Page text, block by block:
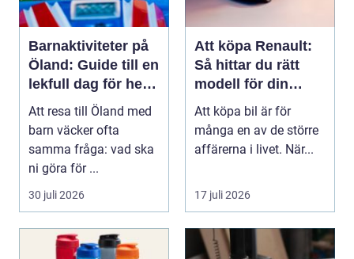
Barnaktiviteter på
Öland: Guide till en
lekfull dag för hela
familjen
Att resa till Öland med
barn väcker ofta
samma fråga: vad ska
ni göra för ...
30 juli 2026
Att köpa Renault:
Så hittar du rätt
modell för din
vardag
Att köpa bil är för
många en av de större
affärerna i livet. När...
17 juli 2026